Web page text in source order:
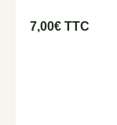
7,00€ TTC